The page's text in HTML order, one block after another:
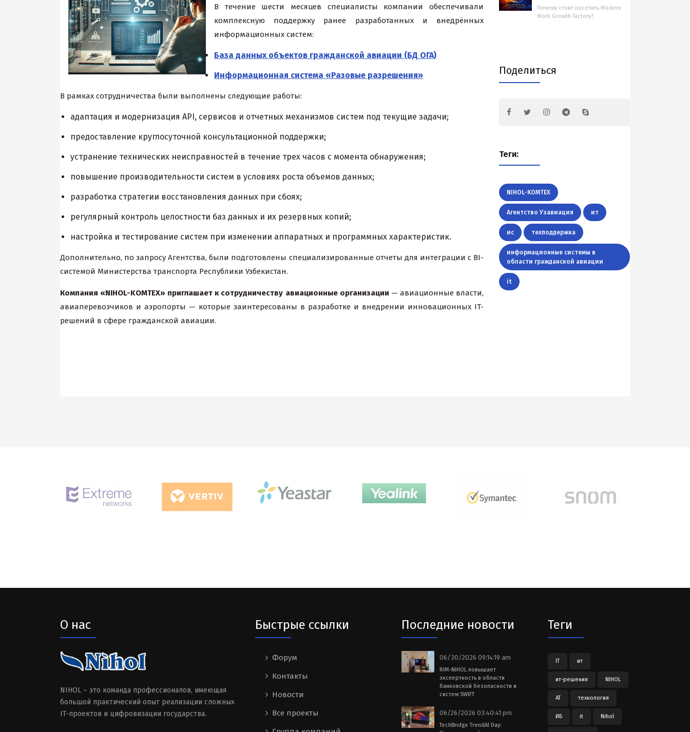
В течение шести месяцев специалисты компании обеспечивали
комплексную поддержку ранее разработанных и внедрённых
информационных систем:
База данных объектов гражданской авиации (БД ОГА)
Информационная система «Разовые разрешения»
В рамках сотрудничества были выполнены следующие работы:
адаптация и модернизация API, сервисов и отчетных механизмов систем под текущие задачи;
предоставление круглосуточной консультационной поддержки;
устранение технических неисправностей в течение трех часов с момента обнаружения;
повышение производительности систем в условиях роста объемов данных;
разработка стратегии восстановления данных при сбоях;
регулярный контроль целостности баз данных и их резервных копий;
настройка и тестирование систем при изменении аппаратных и программных характеристик.
Дополнительно, по запросу Агентства, были подготовлены специализированные отчеты для интеграции с BI-
системой Министерства транспорта Республики Узбекистан.
Компания «NIHOL-KOMTEX» приглашает к сотрудничеству авиационные организации — авиационные власти,
авиаперевозчиков и аэропорты — которые заинтересованы в разработке и внедрении инновационных IT-
решений в сфере гражданской авиации.
Почему стоит посетить Modern
Work Growth Factory?
Поделиться
Теги:
NIHOL-KOMTEX
Агентство Узавиация ит
ис техподдержка
информационные системы в
области гражданской авиации
it
О нас
NIHOL – это команда профессионалов, имеющая
большой практический опыт реализации сложных
IT-проектов и цифровизации государства.
Быстрые ссылки
Форум
Контакты
Новости
Все проекты
Последние новости
06/30/2026 09:14:19 am
RIM-NIHOL повышает
экспертность в области
банковской безопасности и
систем SWIFT
06/26/2026 03:40:41 pm
TechBridge TrendAI Day:
Теги
IT ит
ит-решения NIHOL
АТ технология
ИБ it Nihol